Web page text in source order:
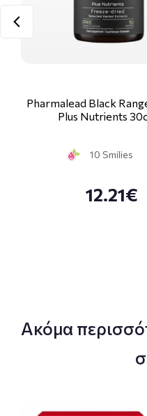
Pharmalead Black
Plus Nutrients
10 Smilies
12.21€
Ακόμα